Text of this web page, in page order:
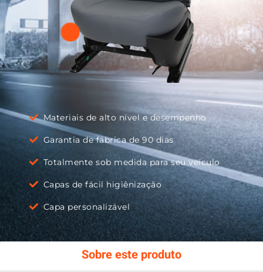
Materiais de alto nível e desempenho
Garantia de fábrica de 90 dias
Totalmente sob medida para seu veículo
Capas de fácil higiênização
Capa personalizável
Sobre este produto